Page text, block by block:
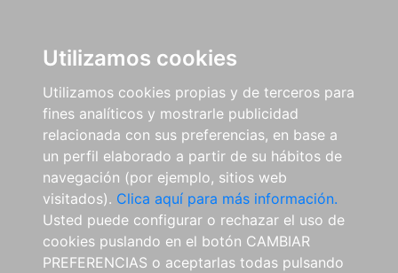
Utilizamos cookies
Utilizamos cookies propias y de terceros para
fines analíticos y mostrarle publicidad
relacionada con sus preferencias, en base a
un perfil elaborado a partir de su hábitos de
navegación (por ejemplo, sitios web
visitados). Clica aquí para más información.
Usted puede configurar o rechazar el uso de
cookies puslando en el botón CAMBIAR
PREFERENCIAS o aceptarlas todas pulsando